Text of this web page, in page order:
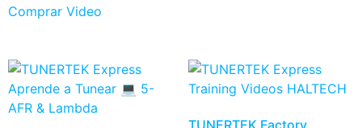
Comprar Video
TUNERTEK Factory